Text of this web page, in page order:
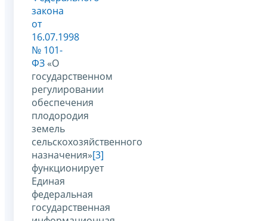
закона
от
16.07.1998
№ 101-
ФЗ «О
государственном
регулировании
обеспечения
плодородия
земель
сельскохозяйственного
назначения»[3]
функционирует
Единая
федеральная
государственная